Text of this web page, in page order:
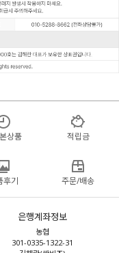
상품 적립금
후기 주문/배송
은행계좌정보
농협
301-0335-1322-31